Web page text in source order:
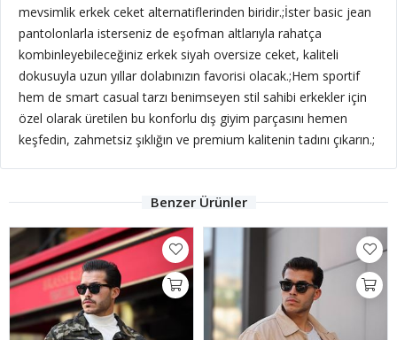
mevsimlik erkek ceket alternatiflerinden biridir.;İster basic jean
pantolonlarla isterseniz de eşofman altlarıyla rahatça
kombinleyebileceğiniz erkek siyah oversize ceket, kaliteli
dokusuyla uzun yıllar dolabınızın favorisi olacak.;Hem sportif
hem de smart casual tarzı benimseyen stil sahibi erkekler için
özel olarak üretilen bu konforlu dış giyim parçasını hemen
keşfedin, zahmetsiz şıklığın ve premium kalitenin tadını çıkarın.;
Benzer Ürünler